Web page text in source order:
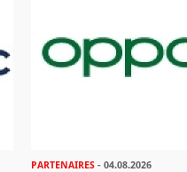
PARTENAIRES- 04.08.2026